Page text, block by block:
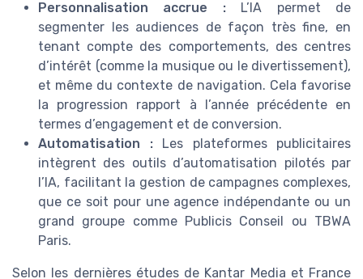
Personnalisation accrue :L’IA permet de
segmenter les audiences de façon très fine, en
tenant compte des comportements, des centres
d’intérêt (comme la musique ou le divertissement),
et même du contexte de navigation. Cela favorise
la progression rapport à l’année précédente en
termes d’engagement et de conversion.
Automatisation :Les plateformes publicitaires
intègrent des outils d’automatisation pilotés par
l’IA, facilitant la gestion de campagnes complexes,
que ce soit pour une agence indépendante ou un
grand groupe comme Publicis Conseil ou TBWA
Paris.
Selon les dernières études de Kantar Media et France